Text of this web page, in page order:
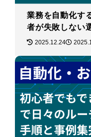
業務を自動化す
者が失敗しない
2025.12.24